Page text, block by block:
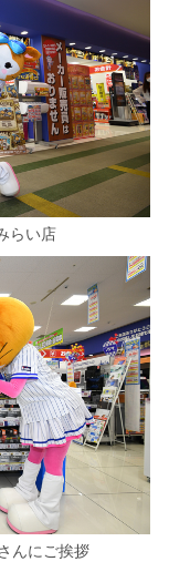
らい店
んにご挨拶